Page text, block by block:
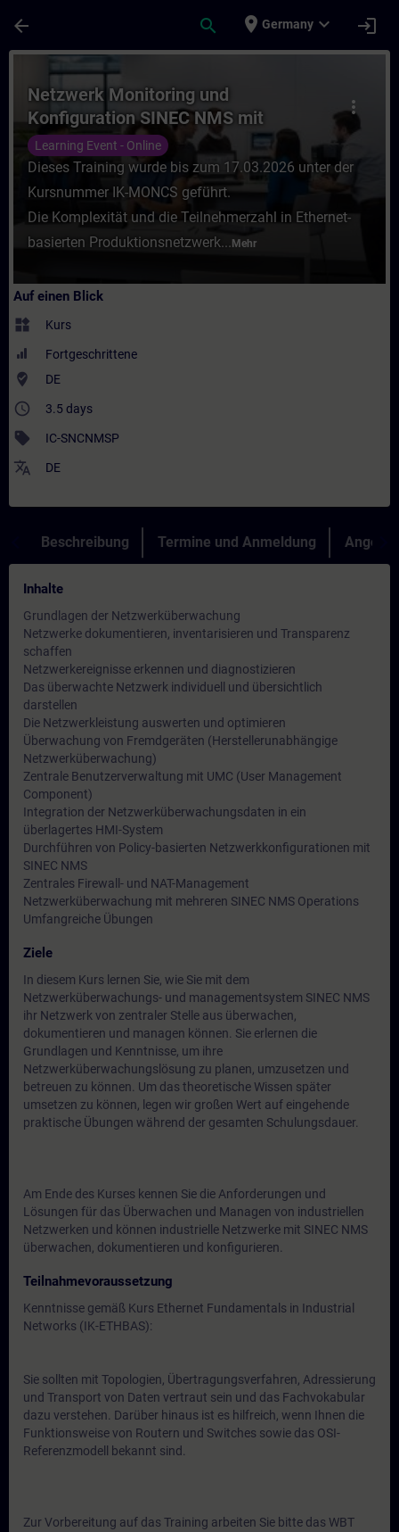
arrow_back search place Germany expand_more login
Kurs - Netzwerk Monitoring und
more_vert
Netzwerk Monitoring und
Konfiguration SINEC NMS mit
SCALANCE (Online-Training)
Learning Event - Online
Dieses Training wurde bis zum 17.03.2026 unter der
Kursnummer IK-MONCS geführt.
Die Komplexität und die Teilnehmerzahl in Ethernet-
basierten Produktionsnetzwerk... Mehr
Auf einen Blick
widgets Kurs
Fortgeschrittene
where_to_vote DE
access_time 3.5 days
sell IC-SNCNMSP
translate DE
Beschreibung Termine und Anmeldung Angebot
Inhalte
Grundlagen der Netzwerküberwachung
Netzwerke dokumentieren, inventarisieren und Transparenz
schaffen
Netzwerkereignisse erkennen und diagnostizieren
Das überwachte Netzwerk individuell und übersichtlich
darstellen
Die Netzwerkleistung auswerten und optimieren
Überwachung von Fremdgeräten (Herstellerunabhängige
Netzwerküberwachung)
Zentrale Benutzerverwaltung mit UMC (User Management
Component)
Integration der Netzwerküberwachungsdaten in ein
überlagertes HMI-System
Durchführen von Policy-basierten Netzwerkkonfigurationen mit
SINEC NMS
Zentrales Firewall- und NAT-Management
Netzwerküberwachung mit mehreren SINEC NMS Operations
Umfangreiche Übungen
Ziele
In diesem Kurs lernen Sie, wie Sie mit dem
Netzwerküberwachungs- und managementsystem SINEC NMS
ihr Netzwerk von zentraler Stelle aus überwachen,
dokumentieren und managen können. Sie erlernen die
Grundlagen und Kenntnisse, um ihre
Netzwerküberwachungslösung zu planen, umzusetzen und
betreuen zu können. Um das theoretische Wissen später
umsetzen zu können, legen wir großen Wert auf eingehende
praktische Übungen während der gesamten Schulungsdauer.
Am Ende des Kurses kennen Sie die Anforderungen und
Lösungen für das Überwachen und Managen von industriellen
Netzwerken und können industrielle Netzwerke mit SINEC NMS
überwachen, dokumentieren und konfigurieren.
Teilnahmevoraussetzung
Kenntnisse gemäß Kurs Ethernet Fundamentals in Industrial
Networks (IK-ETHBAS):
Sie sollten mit Topologien, Übertragungsverfahren, Adressierung
und Transport von Daten vertraut sein und das Fachvokabular
dazu verstehen. Darüber hinaus ist es hilfreich, wenn Ihnen die
Funktionsweise von Routern und Switches sowie das OSI-
Referenzmodell bekannt sind.
Zur Vorbereitung auf das Training arbeiten Sie bitte das WBT